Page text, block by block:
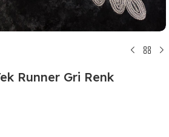
Runner Gri Renk